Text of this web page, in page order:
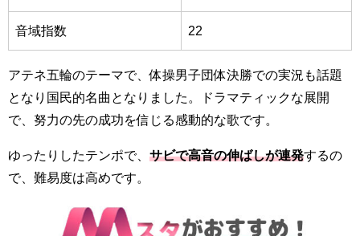
音域指数 22
アテネ五輪のテーマで、体操男子団体決勝での実況も話題
となり国民的名曲となりました 。ドラマティックな展開
で、努力の先の成功を信じる感動的な歌です。
ゆったりしたテンポで、 サビで高音の伸ばしが連発するの
で、難易度は高めです。